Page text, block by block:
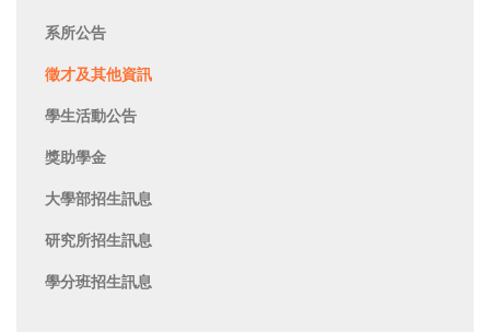
系所公告
徵才及其他資訊
學生活動公告
獎助學金
大學部招生訊息
研究所招生訊息
學分班招生訊息